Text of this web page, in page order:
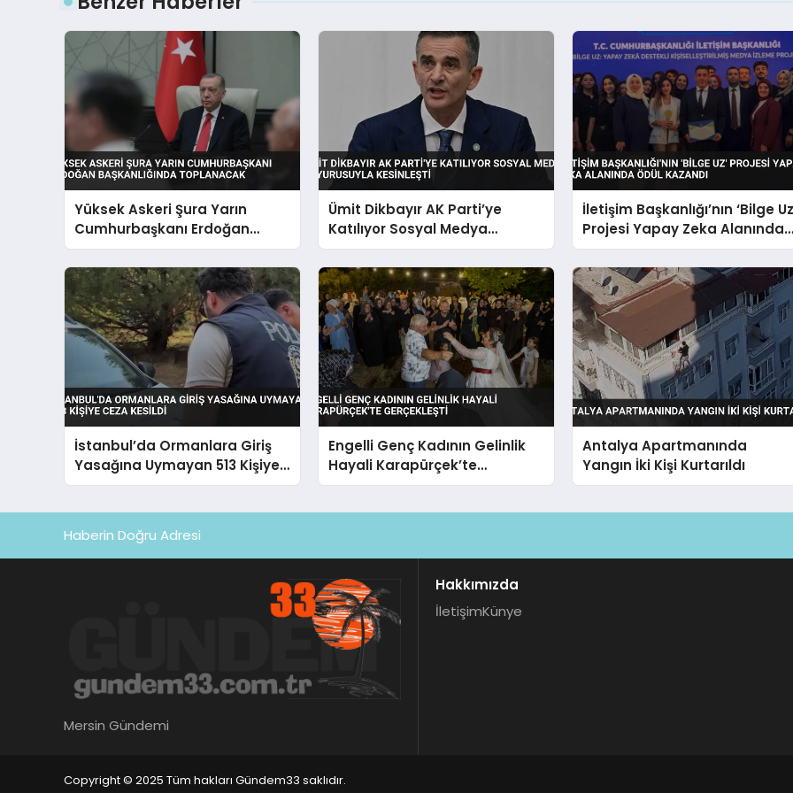
Yüksek Askeri Şura Yarın
Cumhurbaşkanı Erdoğan
Başkanlığında Toplanacak
Ümit Dikbayır AK Parti’ye
Katılıyor Sosyal Medya
Duyurusuyla Kesinleşti
İletişim Başkanlığı’nın ‘Bilge
Projesi Yapay Zeka Alanında
Ödül Kazandı
İstanbul’da Ormanlara Giriş
Yasağına Uymayan 513 Kişiye
Ceza Kesildi
Engelli Genç Kadının Gelinlik
Hayali Karapürçek’te
Gerçekleşti
Antalya Apartmanında
Yangın İki Kişi Kurtarıldı
Haberin Doğru Adresi
Mersin Gündemi
Hakkımızda
İletişimKünye
Copyright © 2025 Tüm hakları Gündem33 saklıdır.